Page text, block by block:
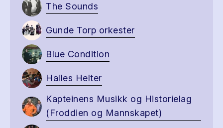
The Sounds
Gunde Torp orkester
Blue Condition
Halles Helter
Kapteinens Musikk og Historielag
(Froddien og Mannskapet)